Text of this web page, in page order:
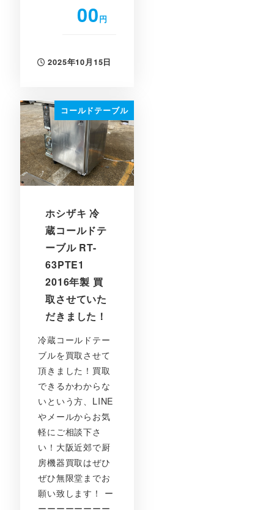
00円
投稿日
2025年10月15日
コールドテーブル
ホシザキ 冷
蔵コールドテ
ーブル RT-
63PTE1
2016年製 買
取させていた
だきました！
冷蔵コールドテー
ブルを買取させて
頂きました！買取
できるかわからな
いという方、LINE
やメールからお気
軽にご相談下さ
い！大阪近郊で厨
房機器買取はぜひ
ぜひ無限堂までお
願い致します！ ー